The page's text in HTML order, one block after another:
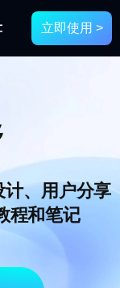
立即使用 >
、用户分享
程和笔记